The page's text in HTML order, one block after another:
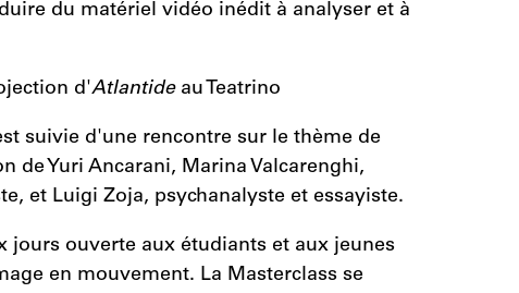
du matériel vidéo inédit à analyser et à
d'Atlantideau Teatrino
suivie d'une rencontre sur le thème de
de Yuri Ancarani, Marina Valcarenghi,
et Luigi Zoja, psychanalyste et essayiste.
jours ouverte aux étudiants et aux jeunes
en mouvement. La Masterclass se